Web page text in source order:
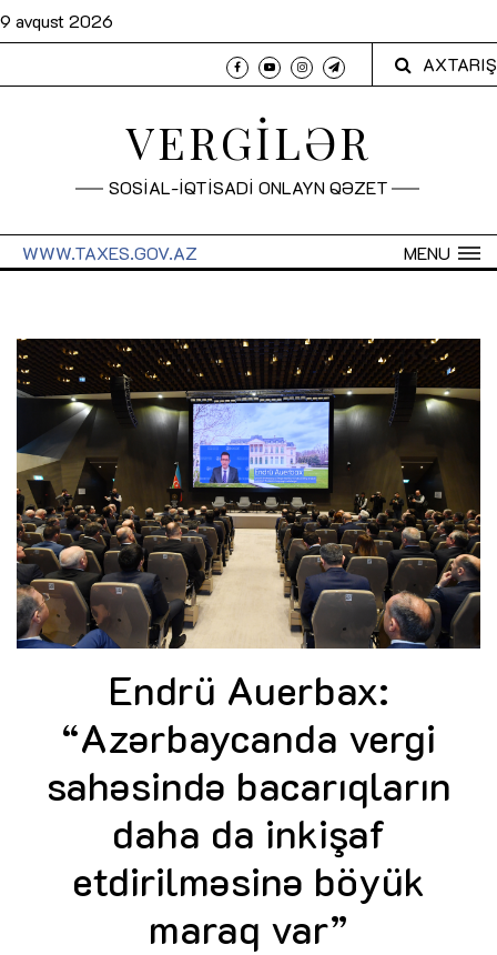
9 avqust 2026
AXTARIŞ
VERGİLƏR
SOSİAL-İQTİSADİ ONLAYN QƏZET
MENU
WWW.TAXES.GOV.AZ
Endrü Auerbax:
“Azərbaycanda vergi
sahəsində bacarıqların
daha da inkişaf
etdirilməsinə böyük
maraq var”